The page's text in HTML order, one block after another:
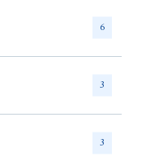
6
3
3